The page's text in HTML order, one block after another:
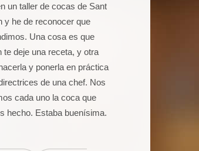
un taller de cocas de Sant
y he de reconocer que
Una cosa es que
te deje una receta, y otra
y ponerla en práctica
de una chef. Nos
cada uno la coca que
hecho. Estaba buenísima.